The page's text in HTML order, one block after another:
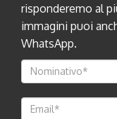
risponderemo al
immagini puoi
WhatsApp.